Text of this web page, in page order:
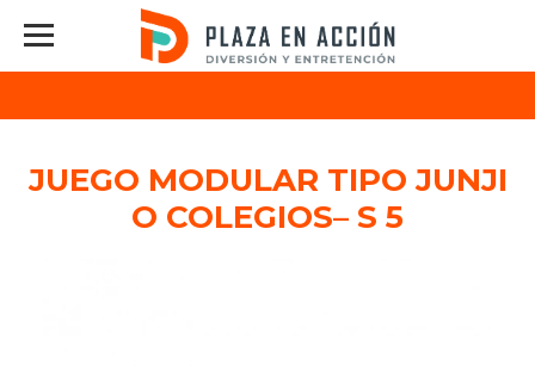
JUEGO MODULAR TIPO JUNJI
O COLEGIOS– S 5